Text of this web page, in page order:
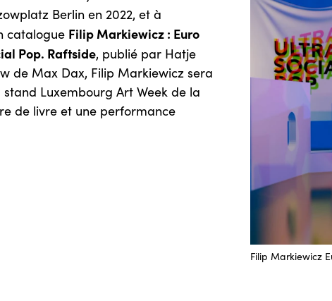
Berlin en 2022, et à
catalogue Filip Markiewicz : Euro
Pop. Raftside, publié par Hatje
de Max Dax, Filip Markiewicz sera
stand Luxembourg Art Week de la
de livre et une performance
Filip Markiewicz